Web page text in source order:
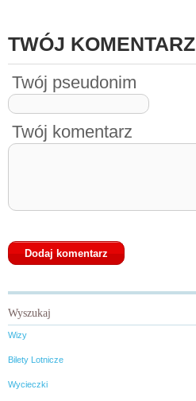
TWÓJ KOMENTARZ
Twój pseudonim
Twój komentarz
Wyszukaj
Wizy
Bilety Lotnicze
Wycieczki